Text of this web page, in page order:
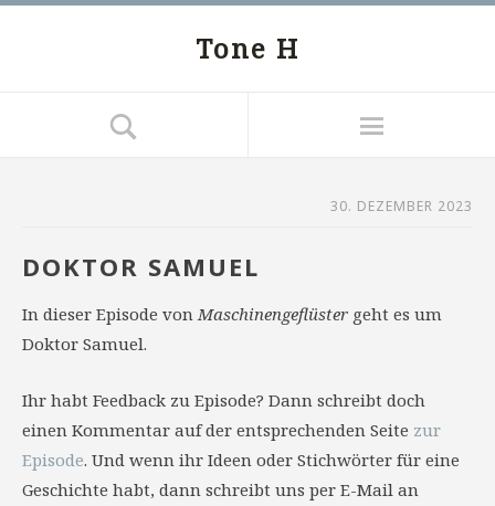
Tone H
30. DEZEMBER 2023
DOKTOR SAMUEL
In dieser Episode vonMaschinengeflüster geht es um
Doktor Samuel.
Ihr habt Feedback zu Episode? Dann schreibt doch
einen Kommentar auf der entsprechenden Seite zur
Episode. Und wenn ihr Ideen oder Stichwörter für eine
Geschichte habt, dann schreibt uns per E-Mail an